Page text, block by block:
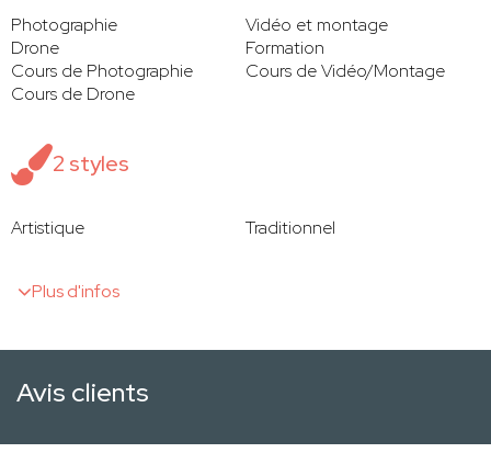
Photographie
Vidéo et montage
Drone
Formation
Cours de Photographie
Cours de Vidéo/Montage
Cours de Drone
2 styles
Artistique Traditionnel
Plus d'infos
Avis clients